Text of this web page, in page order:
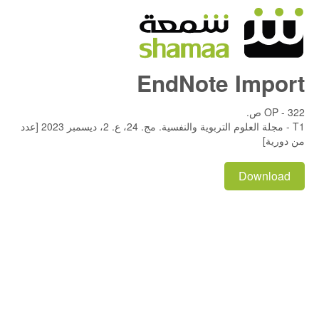
EndNote Import
OP - 322 ص.
T1 - مجلة العلوم التربوية والنفسية. مج. 24، ع. 2، ديسمبر 2023 [عدد
من دورية]
Download